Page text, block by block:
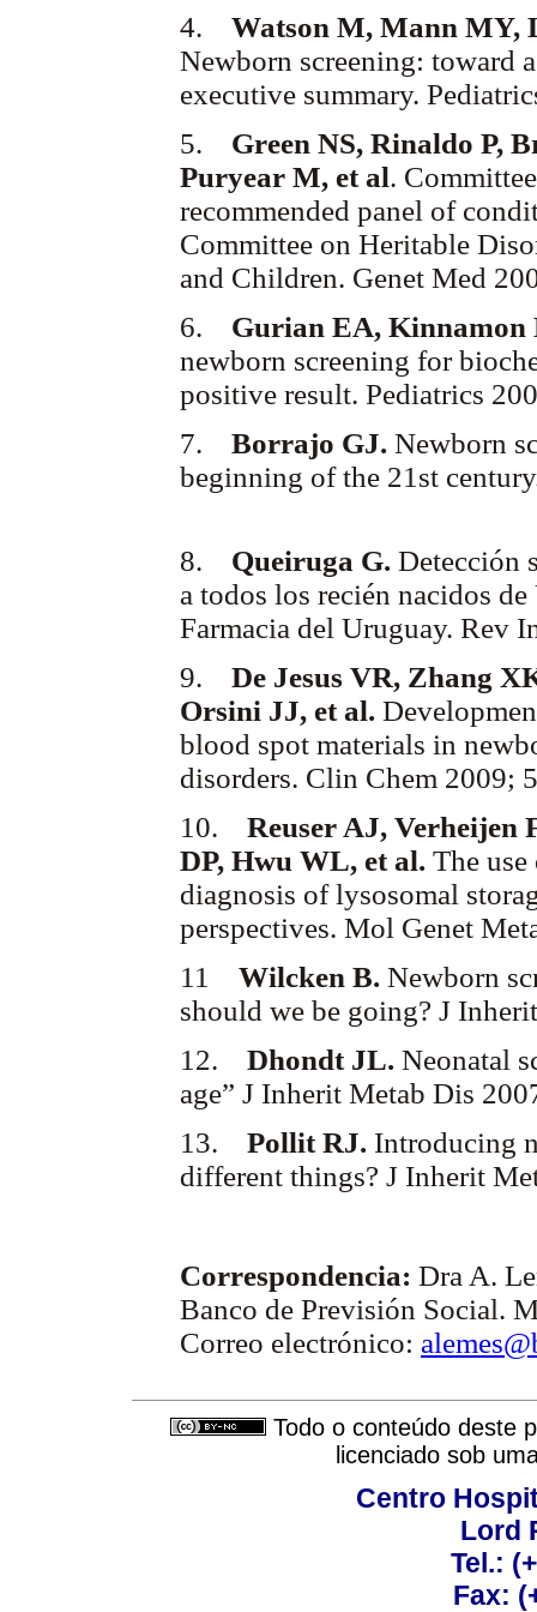
4. Watson M, Mann MY,
Newborn screening: toward
executive summary.
5. Green NS, Rinaldo P,
Puryear M, et al.
recommended panel of
Committee on Heritable
and Children. Genet Med
6. Gurian EA, Kinnamon
newborn screening for
positive result. Pediatrics
7. Borrajo GJ. Newborn
beginning of the 21st
8. Queiruga G. Detección
a todos los recién nacidos
Farmacia del Uruguay. Rev
9. De Jesus VR, Zhang
Orsini JJ, et al.
blood spot materials in
disorders. Clin Chem 2009;
10. Reuser AJ, Verheijen
DP, Hwu WL, et al. The
diagnosis of lysosomal
perspectives. Mol Genet
11 Wilcken B. Newborn
should we be going? J
12. Dhondt JL. Neonatal
age” J Inherit Metab Dis
13. Pollit RJ. Introducing
different things? J Inherit
Correspondencia: Dra A.
Banco de Previsión Social.
Correo electrónico:
Todo o conteúdo deste
licenciado sob
Centro
Lord
Tel.:
Fax: